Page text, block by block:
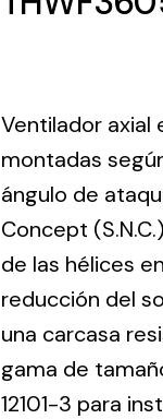
Novovent
the group
meant a
offer of
products for
different
Ventilador axial
montadas
ángulo de
Concept
de las hélices
reducción del
una carcasa
gama de
12101-3 para